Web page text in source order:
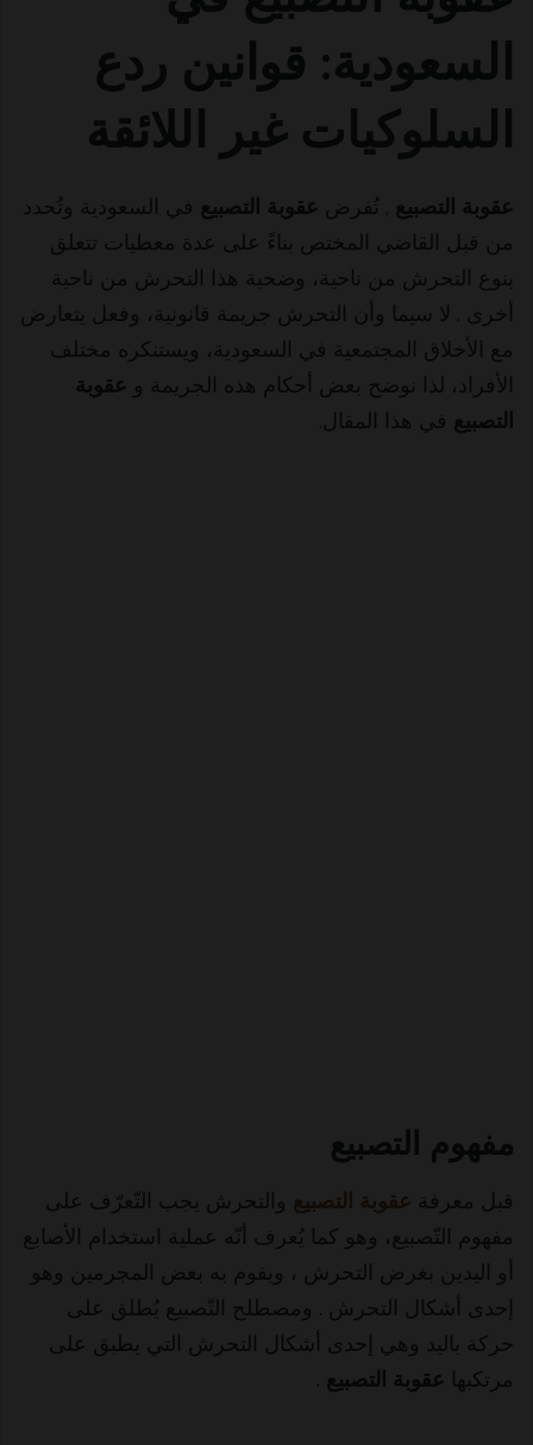
السعودية: قوانين ردع
السلوكيات غير اللائقة
عقوبة التصبيع , تُفرض عقوبة التصبيع في السعودية وتُحدد
من قبل القاضي المختص بناءً على عدة معطيات تتعلق
بنوع التحرش من ناحية، وضحية هذا التحرش من ناحية
أخرى . لا سيما وأن التحرش جريمة قانونية، وفعل يتعارض
مع الأخلاق المجتمعية في السعودية، ويستنكره مختلف
الأفراد، لذا نوضح بعض أحكام هذه الجريمة و عقوبة
التصبيع في هذا المقال.
مفهوم التصبيع
قبل معرفة عقوبة التصبيع والتحرش يجب التّعرّف على
مفهوم التّصبيع، وهو كما يُعرف أنّه عملية استخدام الأصابع
أو اليدين بغرض التحرش ، ويقوم به بعض المجرمين وهو
إحدى أشكال التحرش . ومصطلح التّصبيع يُطلق على
حركة باليد وهي إحدى أشكال التحرش التي يطبق على
مرتكبها عقوبة التصبيع